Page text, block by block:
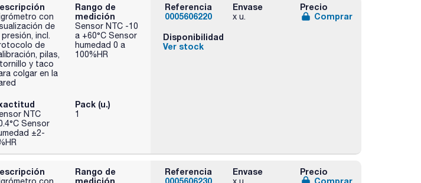
con
de
presión, incl.
de
pilas,
y taco
colgar en la
Rango de
medición
Sensor NTC -10
a +60°C Sensor
humedad 0 a
100%HR
NTC
Sensor
±2-
Pack (u.)
1
Referencia
0005606220
Envase
x u.
Precio
Comprar
Disponibilidad
Ver stock
con
Rango de
medición
Referencia
0005606230
Envase
x u.
Precio
Comprar